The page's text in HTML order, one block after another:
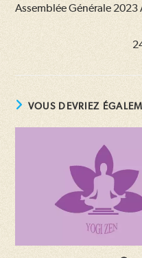
articles
Assemblée Générale 2023
VOUS DEVRIEZ